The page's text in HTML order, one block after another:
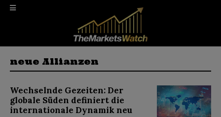
neue Allianzen
Wechselnde Gezeiten: Der
globale Süden definiert die
internationale Dynamik neu